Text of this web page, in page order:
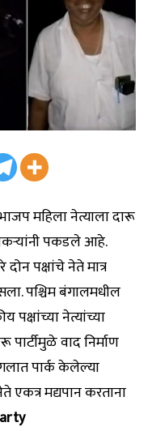
महिला नेत्याला दारू
पकडले आहे.
पक्षांचे नेते मात्र
पश्चिम बंगालमधील
नेत्यांच्या
वाद निर्माण
पार्क केलेल्या
मद्यपान करताना